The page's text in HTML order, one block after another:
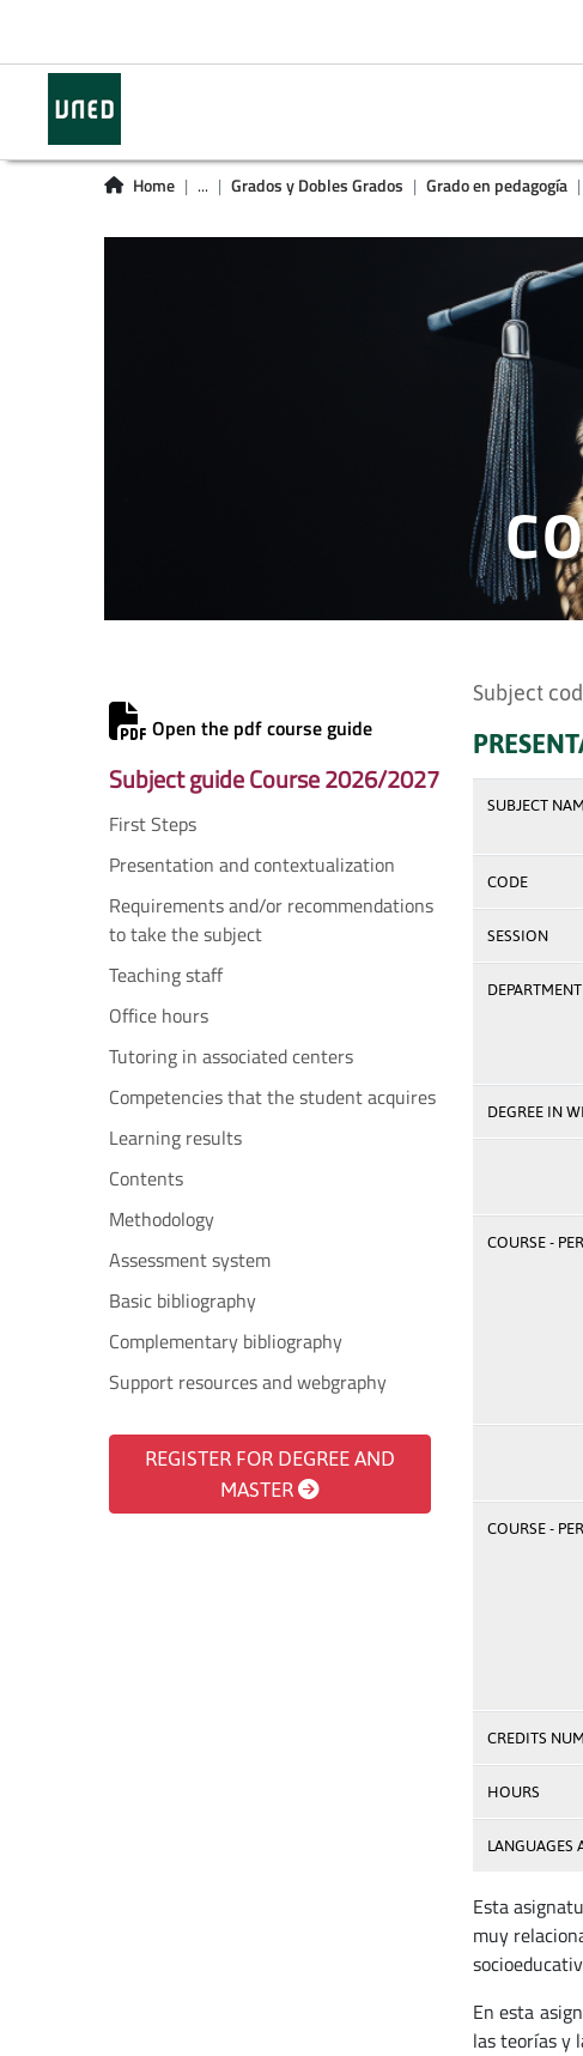
Home ... Grados y Dobles Grados Grado en pedagogía
Open the pdf course guide
Subject guide Course 2026/2027
First Steps
Presentation and contextualization
Requirements and/or recommendations
to take the subject
Teaching staff
Office hours
Tutoring in associated centers
Competencies that the student acquires
Learning results
Contents
Methodology
Assessment system
Basic bibliography
Complementary bibliography
Support resources and webgraphy
REGISTER FOR DEGREE AND
MASTER
Subject
SUBJECT
CODE
SESSION
DEPARTMENT
DEGREE IN
COURSE -
COURSE -
CREDITS
HOURS
LANGUAGES
Esta
muy
En esta
las teorías y